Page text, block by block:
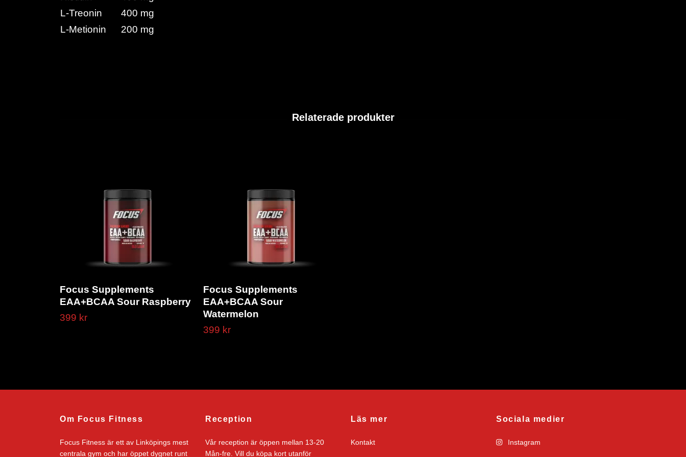
L-Treonin
400 mg
L-Metionin
200 mg
Focus Supplements
EAA+BCAA Sour Raspberry
399 kr
Focus Supplements
EAA+BCAA Sour
Watermelon
399 kr
Om Focus Fitness
Focus Fitness är ett av Linköpings mest
centrala gym och har öppet dygnet runt
Reception
Vår reception är öppen mellan 13-20
Mån-fre. Vill du köpa kort utanför
Läs mer
Kontakt
Sociala medier
Instagram